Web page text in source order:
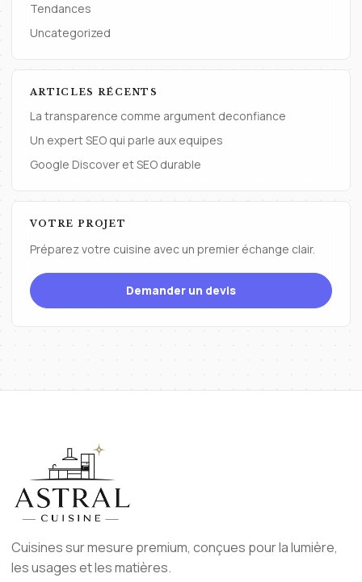
Tendances
Uncategorized
ARTICLES RÉCENTS
La transparence comme argument deconfiance
Un expert SEO qui parle aux equipes
Google Discover et SEO durable
VOTRE PROJET
Préparez votre cuisine avec un premier échange clair.
Demander un devis
Cuisines sur mesure premium, conçues pour la lumière,
les usages et les matières.